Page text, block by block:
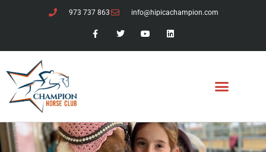
973 737 863 info@hipicachampion.com